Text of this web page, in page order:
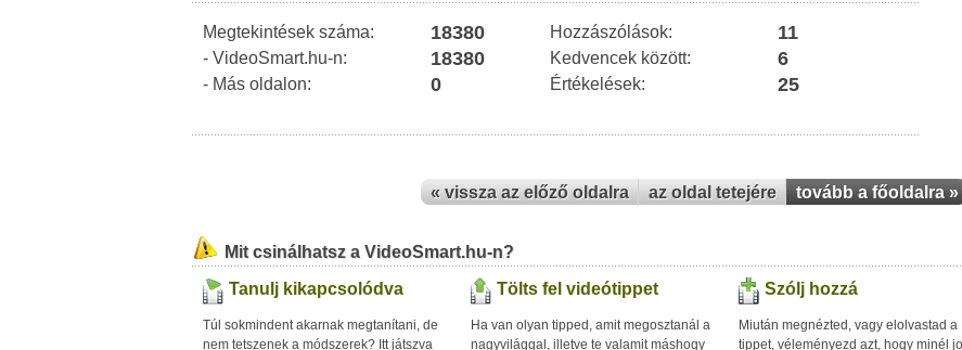
Megtekintések száma: 18380 Hozzászólások: 11
- VideoSmart.hu-n: 18380 Kedvencek között: 6
- Más oldalon: 0 Értékelések: 25
« vissza az előző oldalra az oldal tetejére tovább a főoldalra »
Mit csinálhatsz a VideoSmart.hu-n?
Tanulj kikapcsolódva
Túl sokmindent akarnak megtanítani, de
nem tetszenek a módszerek? Itt játszva
Tölts fel videótippet
Ha van olyan tipped, amit megosztanál a
nagyvilággal, illetve te valamit máshogy
Szólj hozzá
Miután megnézted, vagy elolvastad a
tippet, véleményezd azt, hogy minél